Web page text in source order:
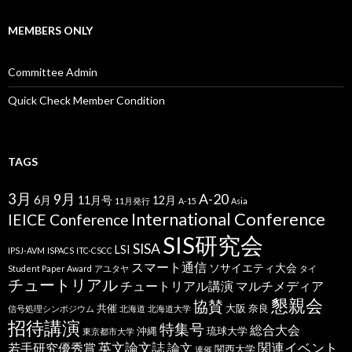
MEMBERS ONLY
Committee Admin
Quick Check Member Condition
TAGS
3月 6月 9月 11月号 11月発行 12月 A-15 A-20 Asia
IEICE Conference International Conference
IPSJ-AVM ISPACS ITC-CSCC LSI SISASIS研究会
Student Paper Award アユタヤ スマート通信 ソサイエティ大会 タイ
チュートリアルチュートリアル講演 マルチメディア
信号処理シンポジウム 共催 北海道 北海道大学 協賛 大阪 奈良 懇親会
招待講演 東京都市大学 沖縄 特集号琉球大学総合大会
若手研究優秀賞 英文論文誌論文 連催 関西大学関連イベント